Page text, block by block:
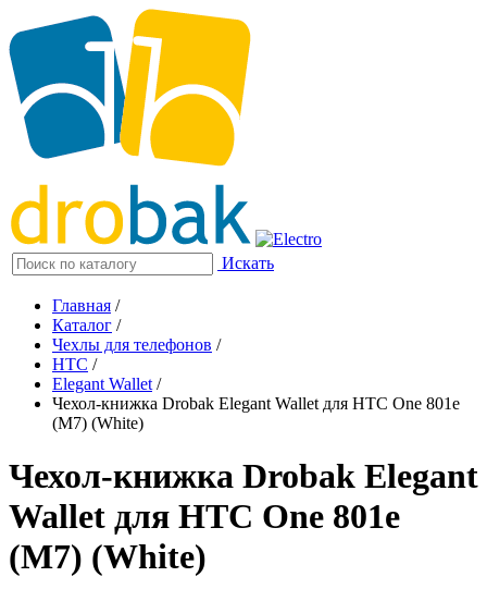
Искать
Главная /
Каталог /
Чехлы для телефонов /
HTC /
Elegant Wallet /
Чехол-книжка Drobak Elegant Wallet для HTC One 801e
(M7) (White)
Чехол-книжка Drobak Elegant
Wallet для HTC One 801e
(M7) (White)